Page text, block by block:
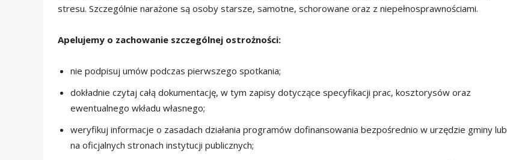
stresu. Szczególnie narażone są osoby starsze, samotne, schorowane oraz z niepełnosprawnościami.
Apelujemy o zachowanie szczególnej ostrożności:
nie podpisuj umów podczas pierwszego spotkania;
dokładnie czytaj całą dokumentację, w tym zapisy dotyczące specyfikacji prac, kosztorysów oraz
ewentualnego wkładu własnego;
weryfikuj informacje o zasadach działania programów dofinansowania bezpośrednio w urzędzie gminy lub
na oficjalnych stronach instytucji publicznych;